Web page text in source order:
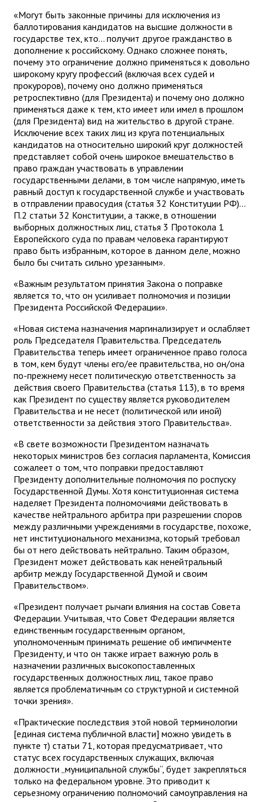
«Могут быть законные причины для исключения из
баллотирования кандидатов на высшие должности в
государстве тех, кто... получит другое гражданство в
дополнение к российскому. Однако сложнее понять,
почему это ограничение должно применяться к довольно
широкому кругу профессий (включая всех судей и
прокуроров), почему оно должно применяться
ретроспективно (для Президента) и почему оно должно
применяться даже к тем, кто имеет или имел в прошлом
(для Президента) вид на жительство в другой стране.
Исключение всех таких лиц из круга потенциальных
кандидатов на относительно широкий круг должностей
представляет собой очень широкое вмешательство в
право граждан участвовать в управлении
государственными делами, в том числе напрямую, иметь
равный доступ к государственной службе и участвовать
в отправлении правосудия (статья 32 Конституции РФ)...
П.2 статьи 32 Конституции, а также, в отношении
выборных должностных лиц, статья 3 Протокола 1
Европейского суда по правам человека гарантируют
право быть избранным, которое в данном деле, можно
было бы считать сильно урезанным».
«Важным результатом принятия Закона о поправке
является то, что он усиливает полномочия и позиции
Президента Российской Федерации».
«Новая система назначения маргинализирует и ослабляет
роль Председателя Правительства. Председатель
Правительства теперь имеет ограниченное право голоса
в том, кем будут члены его/ее правительства, но он/она
по-прежнему несет политическую ответственность за
действия своего Правительства (статья 113), в то время
как Президент по существу является руководителем
Правительства и не несет (политической или иной)
ответственности за действия этого Правительства».
«В свете возможности Президентом назначать
некоторых министров без согласия парламента, Комиссия
сожалеет о том, что поправки предоставляют
Президенту дополнительные полномочия по роспуску
Государственной Думы. Хотя конституционная система
наделяет Президента полномочиями действовать в
качестве нейтрального арбитра при разрешении споров
между различными учреждениями в государстве, похоже,
нет институционального механизма, который требовал
бы от него действовать нейтрально. Таким образом,
Президент может действовать как ненейтральный
арбитр между Государственной Думой и своим
Правительством».
«Президент получает рычаги влияния на состав Совета
Федерации. Учитывая, что Совет Федерации является
единственным государственным органом,
уполномоченным принимать решение об импичменте
Президенту, и что он также играет важную роль в
назначении различных высокопоставленных
государственных должностных лиц, такое право
является проблематичным со структурной и системной
точки зрения».
«Практические последствия этой новой терминологии
[единая система публичной власти] можно увидеть в
пункте т) статьи 71, которая предусматривает, что
статус всех государственных служащих, включая
должности „муниципальной службы“, будет закрепляться
только на федеральном уровне. Это приводит к
серьезному ограничению полномочий самоуправления на